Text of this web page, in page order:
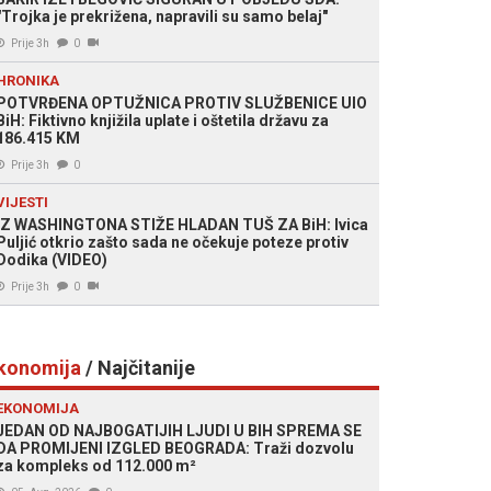
je prekrižena, napravili su samo belaj"
Prije 3h 0
OPTUŽNICA PROTIV SLUŽBENICE UIO
Fiktivno knjižila uplate i oštetila državu za
KM
Prije 3h 0
WASHINGTONA STIŽE HLADAN TUŠ ZA BiH: Ivica
otkrio zašto sada ne očekuje poteze protiv
(VIDEO)
Prije 3h 0
/ Najčitanije
OD NAJBOGATIJIH LJUDI U BIH SPREMA SE
PROMIJENI IZGLED BEOGRADA: Traži dozvolu
kompleks od 112.000 m²